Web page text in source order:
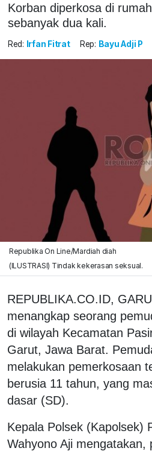
Korban diperkosa di
sebanyak dua kali.
Red: Irfan Fitrat Rep: Bayu Adji P
Republika On Line/Mardiah diah
(ILUSTRASI) Tindak kekerasan seksual.
REPUBLIKA.CO.ID,
menangkap seorang
di wilayah Kecamatan
Garut, Jawa Barat.
melakukan pemerkosaan
berusia 11 tahun, yang
dasar (SD).
Kepala Polsek (Kapolsek)
Wahyono Aji mengatakan,